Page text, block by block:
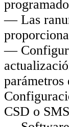
— Las
—
CSD o SMS